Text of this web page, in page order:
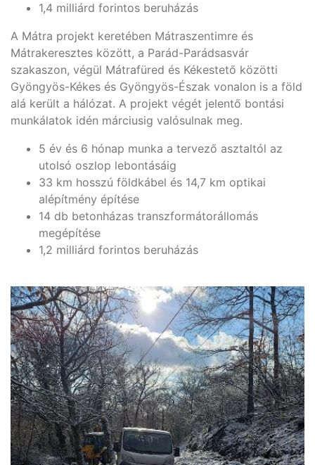
1,4 milliárd forintos beruházás
A Mátra projekt keretében Mátraszentimre és
Mátrakeresztes között, a Parád-Parádsasvár
szakaszon, végül Mátrafüred és Kékestető közötti
Gyöngyös-Kékes és Gyöngyös-Észak vonalon is a föld
alá került a hálózat. A projekt végét jelentő bontási
munkálatok idén márciusig valósulnak meg.
5 év és 6 hónap munka a tervező asztaltól az
utolsó oszlop lebontásáig
33 km hosszú földkábel és 14,7 km optikai
alépítmény építése
14 db betonházas transzformátorállomás
megépítése
1,2 milliárd forintos beruházás